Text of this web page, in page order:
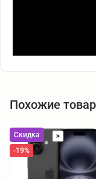
Похожие
Скидка
>
-19%